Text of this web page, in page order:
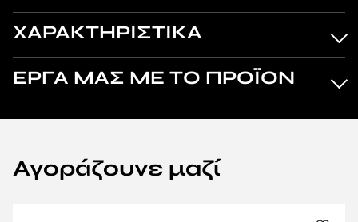
ΧΑΡΑΚΤΗΡΙΣΤΙΚΑ
ΕΡΓΑ ΜΑΣ ΜΕ ΤΟ ΠΡΟΪΟΝ
Αγοράζουνε μαζί